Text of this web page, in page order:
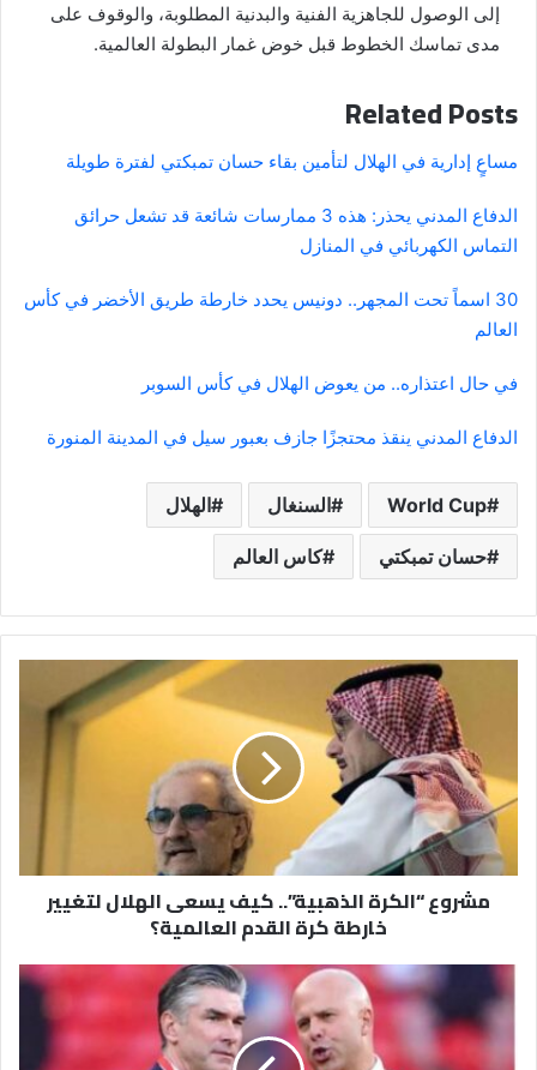
إلى الوصول للجاهزية الفنية والبدنية المطلوبة، والوقوف على
مدى تماسك الخطوط قبل خوض غمار البطولة العالمية.
Related Posts
مساعٍ إدارية في الهلال لتأمين بقاء حسان تمبكتي لفترة طويلة
الدفاع المدني يحذر: هذه 3 ممارسات شائعة قد تشعل حرائق
التماس الكهربائي في المنازل
30 اسماً تحت المجهر.. دونيس يحدد خارطة طريق الأخضر في كأس
العالم
في حال اعتذاره.. من يعوض الهلال في كأس السوبر
الدفاع المدني ينقذ محتجزًا جازف بعبور سيل في المدينة المنورة
World Cup السنغال الهلال
حسان تمبكتي كاس العالم
يسعى
الهلال
لتغيير
خارطة
كرة
القدممشروع “الكرة الذهبية”.. كيف يسعى الهلال لتغيير
خارطة كرة القدم العالمية؟
بعد
رحلة
“الأنفيلد”..
ريتشارد